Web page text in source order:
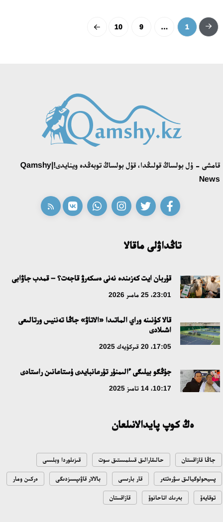
1
…
9
10
قامشى - ۇل بولساڭ قولىڭدا، قۇل بولساڭ توبەڭدە وينايدى!|Qamshy
News
تاڭداۋلى ماقالا
قۇربان ايت كەزىندە نەنى ەسكەرۋ قاجەت؟ – قمدب جاۋابى
23:01، 25 مامىر 2026
قالا كۇنىنە وراي الماتىدا «الاتاۋ» جاڭا تەننيس ورتالىعى
اشىلادى
17:05، 20 قىركۇيەك 2025
جۇڭگو بيلىگى ءالىمنۇر تۇرعانبايدى ۇستاعانىن راستادى
10:17، 14 تامىز 2025
ەڭ كوپ پايدالانىلعان
جاڭا قازاقستان حالىقارالىق قىىلمىستىق سوت قىزىلوردا وبلىسى
پسيحولوگيالىق سۋرەتتەر قار بارىسى بالالار قاۋىپسىزدىگى ەركىن ومار
توقايەۆ بەرىك اتاحانوۆ قازاقستان